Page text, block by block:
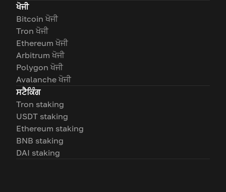
ਖੋਜੀ
Bitcoin ਖੋਜੀ
Tron ਖੋਜੀ
Ethereum ਖੋਜੀ
Arbitrum ਖੋਜੀ
Polygon ਖੋਜੀ
Avalanche ਖੋਜੀ
ਸਟੈਕਿੰਗ
Tron staking
USDT staking
Ethereum staking
BNB staking
DAI staking